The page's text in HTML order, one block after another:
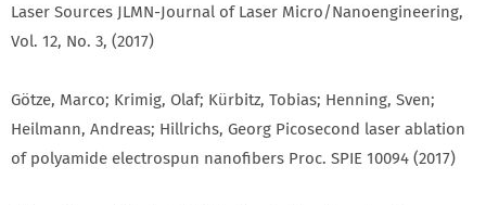
Laser Sources JLMN-Journal of Laser Micro/Nanoengineering,
Vol. 12, No. 3, (2017)
Götze, Marco; Krimig, Olaf; Kürbitz, Tobias; Henning, Sven;
Heilmann, Andreas; Hillrichs, Georg Picosecond laser ablation
of polyamide electrospun nanofibers Proc. SPIE 10094 (2017)